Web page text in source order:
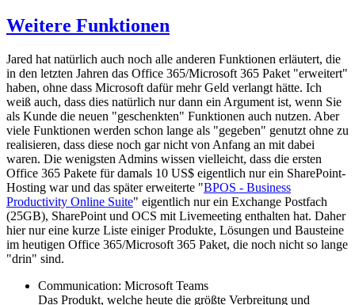
Weitere Funktionen
Jared hat natürlich auch noch alle anderen Funktionen erläutert, die
in den letzten Jahren das Office 365/Microsoft 365 Paket "erweitert"
haben, ohne dass Microsoft dafür mehr Geld verlangt hätte. Ich
weiß auch, dass dies natürlich nur dann ein Argument ist, wenn Sie
als Kunde die neuen "geschenkten" Funktionen auch nutzen. Aber
viele Funktionen werden schon lange als "gegeben" genutzt ohne zu
realisieren, dass diese noch gar nicht von Anfang an mit dabei
waren. Die wenigsten Admins wissen vielleicht, dass die ersten
Office 365 Pakete für damals 10 US$ eigentlich nur ein SharePoint-
Hosting war und das später erweiterte "BPOS - Business
Productivity Online Suite" eigentlich nur ein Exchange Postfach
(25GB), SharePoint und OCS mit Livemeeting enthalten hat. Daher
hier nur eine kurze Liste einiger Produkte, Lösungen und Bausteine
im heutigen Office 365/Microsoft 365 Paket, die noch nicht so lange
"drin" sind.
Communication: Microsoft Teams
Das Produkt, welche heute die größte Verbreitung und